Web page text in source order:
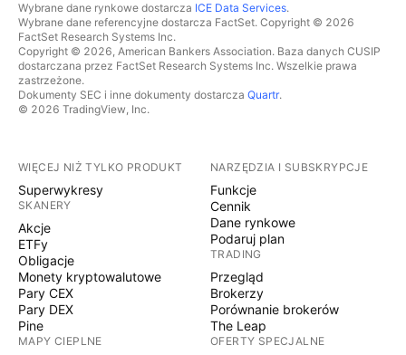
Wybrane dane rynkowe dostarcza ICE Data Services.
Wybrane dane referencyjne dostarcza FactSet. Copyright © 2026
FactSet Research Systems Inc.
Copyright © 2026, American Bankers Association. Baza danych CUSIP
dostarczana przez FactSet Research Systems Inc. Wszelkie prawa
zastrzeżone.
Dokumenty SEC i inne dokumenty dostarcza Quartr.
© 2026 TradingView, Inc.
WIĘCEJ NIŻ TYLKO PRODUKT
Superwykresy
SKANERY
Akcje
ETFy
Obligacje
Monety kryptowalutowe
Pary CEX
Pary DEX
Pine
MAPY CIEPLNE
NARZĘDZIA I SUBSKRYPCJE
Funkcje
Cennik
Dane rynkowe
Podaruj plan
TRADING
Przegląd
Brokerzy
Porównanie brokerów
The Leap
OFERTY SPECJALNE